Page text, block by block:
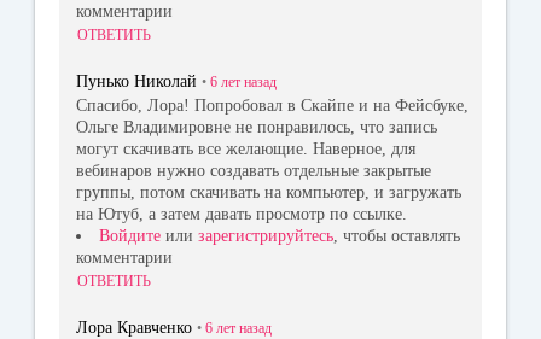
комментарии
ОТВЕТИТЬ
Пунько Николай • 6 лет назад
Спасибо, Лора! Попробовал в Скайпе и на Фейсбуке,
Ольге Владимировне не понравилось, что запись
могут скачивать все желающие. Наверное, для
вебинаров нужно создавать отдельные закрытые
группы, потом скачивать на компьютер, и загружать
на Ютуб, а затем давать просмотр по ссылке.
Войдите или зарегистрируйтесь, чтобы оставлять
комментарии
ОТВЕТИТЬ
Лора Кравченко • 6 лет назад